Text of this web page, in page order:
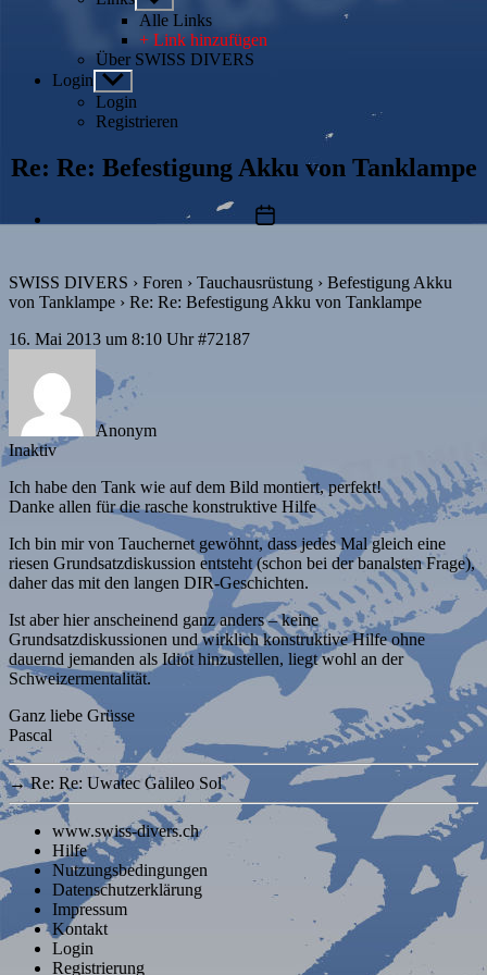
anzeigen
Alle Links
+ Link hinzufügen
Über SWISS DIVERS
Login Untermenü
anzeigen
Login
Registrieren
Re: Re: Befestigung Akku von Tanklampe
Beitragsdatum
SWISS DIVERS › Foren › Tauchausrüstung › Befestigung Akku
von Tanklampe › Re: Re: Befestigung Akku von Tanklampe
16. Mai 2013 um 8:10 Uhr #72187
Anonym
Inaktiv
Ich habe den Tank wie auf dem Bild montiert, perfekt!
Danke allen für die rasche konstruktive Hilfe
Ich bin mir von Tauchernet gewöhnt, dass jedes Mal gleich eine
riesen Grundsatzdiskussion entsteht (schon bei der banalsten Frage),
daher das mit den langen DIR-Geschichten.
Ist aber hier anscheinend ganz anders – keine
Grundsatzdiskussionen und wirklich konstruktive Hilfe ohne
dauernd jemanden als Idiot hinzustellen, liegt wohl an der
Schweizermentalität.
Ganz liebe Grüsse
Pascal
→ Re: Re: Uwatec Galileo Sol
www.swiss-divers.ch
Hilfe
Nutzungsbedingungen
Datenschutzerklärung
Impressum
Kontakt
Login
Registrierung